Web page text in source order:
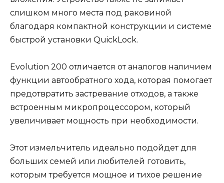
слишком много места под раковиной
благодаря компактной конструкции и системе
быстрой установки QuickLock.
Evolution 200 отличается от аналогов наличием
функции автообратного хода, которая помогает
предотвратить застревание отходов, а также
встроенным микропроцессором, который
увеличивает мощность при необходимости.
Этот измельчитель идеально подойдет для
больших семей или любителей готовить,
которым требуется мощное и тихое решение